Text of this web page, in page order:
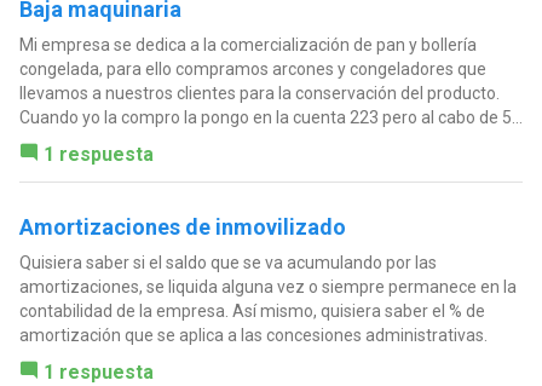
Baja maquinaria
Mi empresa se dedica a la comercialización de pan y bollería
congelada, para ello compramos arcones y congeladores que
llevamos a nuestros clientes para la conservación del producto.
Cuando yo la compro la pongo en la cuenta 223 pero al cabo de 5...
1 respuesta
Amortizaciones de inmovilizado
Quisiera saber si el saldo que se va acumulando por las
amortizaciones, se liquida alguna vez o siempre permanece en la
contabilidad de la empresa. Así mismo, quisiera saber el % de
amortización que se aplica a las concesiones administrativas.
1 respuesta